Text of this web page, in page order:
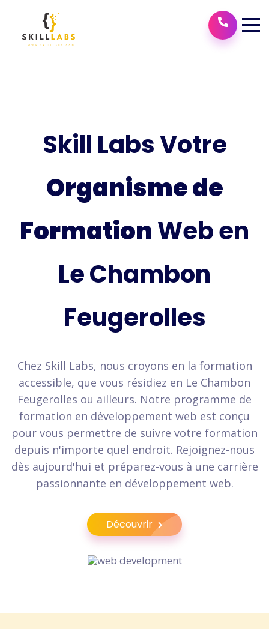
Skill Labs Votre
Organisme de
FormationWeb en
Le Chambon
Feugerolles
Chez Skill Labs, nous croyons en la formation
accessible, que vous résidiez en Le Chambon
Feugerolles ou ailleurs. Notre programme de
formation en développement web est conçu
pour vous permettre de suivre votre formation
depuis n'importe quel endroit. Rejoignez-nous
dès aujourd'hui et préparez-vous à une carrière
passionnante en développement web.
Découvrir